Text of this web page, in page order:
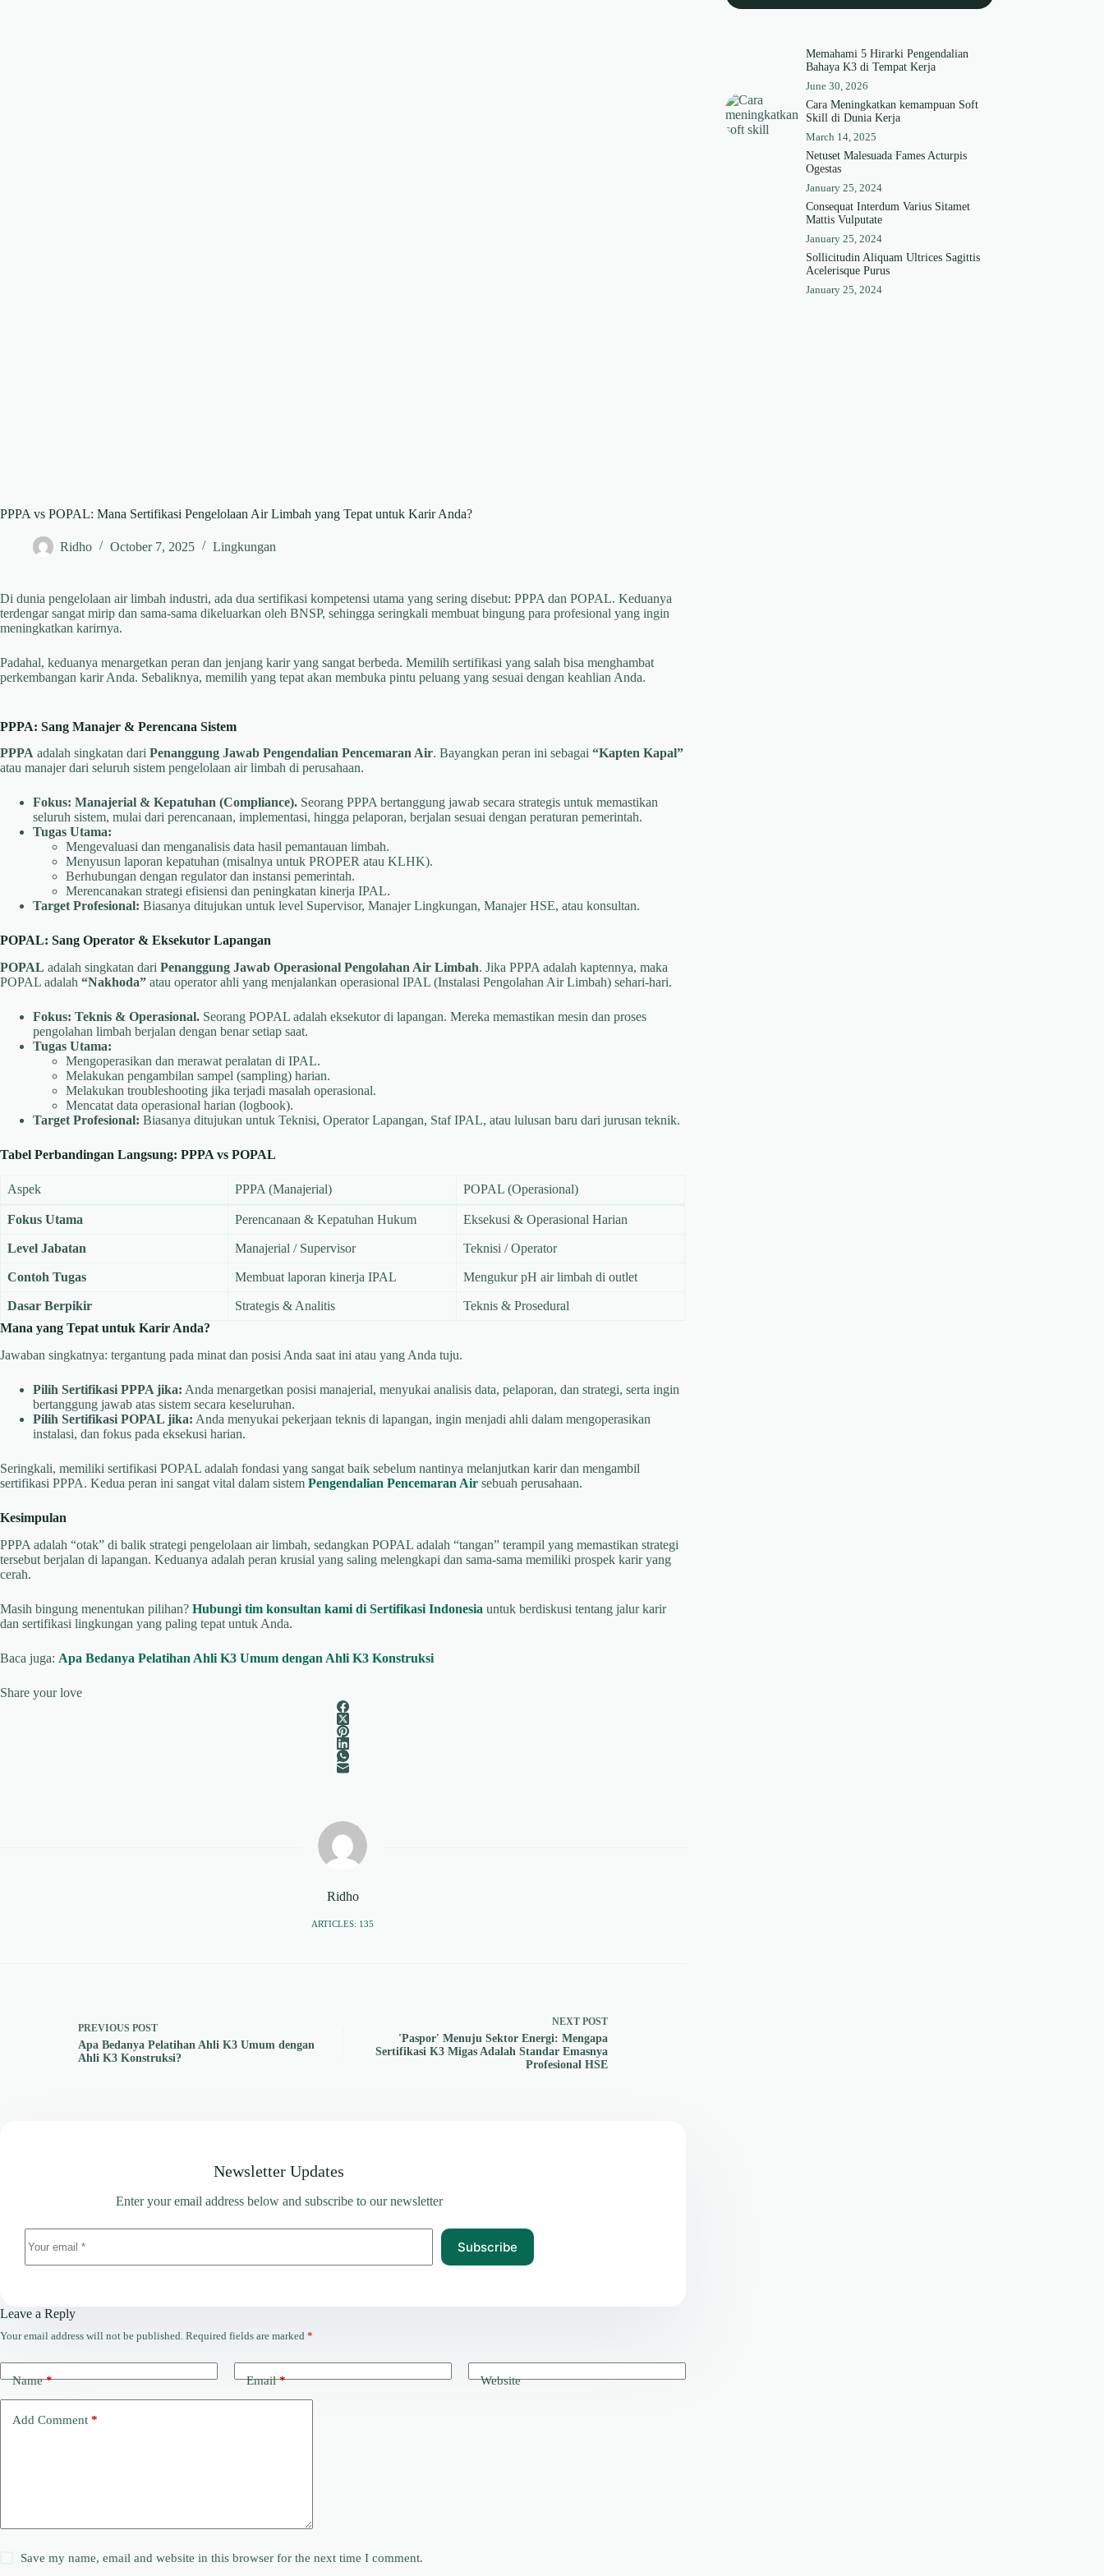
PPPA vs POPAL: Mana Sertifikasi Pengelolaan Air Limbah yang Tepat untuk Karir Anda?
Ridho October 7, 2025 Lingkungan
Di dunia pengelolaan air limbah industri, ada dua sertifikasi kompetensi utama yang sering disebut: PPPA dan POPAL. Keduanya
terdengar sangat mirip dan sama-sama dikeluarkan oleh BNSP, sehingga seringkali membuat bingung para profesional yang ingin
meningkatkan karirnya.
Padahal, keduanya menargetkan peran dan jenjang karir yang sangat berbeda. Memilih sertifikasi yang salah bisa menghambat
perkembangan karir Anda. Sebaliknya, memilih yang tepat akan membuka pintu peluang yang sesuai dengan keahlian Anda.
PPPA: Sang Manajer & Perencana Sistem
PPPA adalah singkatan dari Penanggung Jawab Pengendalian Pencemaran Air. Bayangkan peran ini sebagai “Kapten Kapal”
atau manajer dari seluruh sistem pengelolaan air limbah di perusahaan.
Fokus: Manajerial & Kepatuhan (Compliance). Seorang PPPA bertanggung jawab secara strategis untuk memastikan
seluruh sistem, mulai dari perencanaan, implementasi, hingga pelaporan, berjalan sesuai dengan peraturan pemerintah.
Tugas Utama:
Mengevaluasi dan menganalisis data hasil pemantauan limbah.
Menyusun laporan kepatuhan (misalnya untuk PROPER atau KLHK).
Berhubungan dengan regulator dan instansi pemerintah.
Merencanakan strategi efisiensi dan peningkatan kinerja IPAL.
Target Profesional: Biasanya ditujukan untuk level Supervisor, Manajer Lingkungan, Manajer HSE, atau konsultan.
POPAL: Sang Operator & Eksekutor Lapangan
POPAL adalah singkatan dari Penanggung Jawab Operasional Pengolahan Air Limbah. Jika PPPA adalah kaptennya, maka
POPAL adalah “Nakhoda” atau operator ahli yang menjalankan operasional IPAL (Instalasi Pengolahan Air Limbah) sehari-hari.
Fokus: Teknis & Operasional. Seorang POPAL adalah eksekutor di lapangan. Mereka memastikan mesin dan proses
pengolahan limbah berjalan dengan benar setiap saat.
Tugas Utama:
Mengoperasikan dan merawat peralatan di IPAL.
Melakukan pengambilan sampel (sampling) harian.
Melakukan troubleshooting jika terjadi masalah operasional.
Mencatat data operasional harian (logbook).
Target Profesional: Biasanya ditujukan untuk Teknisi, Operator Lapangan, Staf IPAL, atau lulusan baru dari jurusan teknik.
Tabel Perbandingan Langsung: PPPA vs POPAL
Aspek PPPA (Manajerial) POPAL (Operasional)
Fokus Utama Perencanaan & Kepatuhan Hukum Eksekusi & Operasional Harian
Level Jabatan Manajerial / Supervisor Teknisi / Operator
Contoh Tugas Membuat laporan kinerja IPAL Mengukur pH air limbah di outlet
Dasar Berpikir Strategis & Analitis
Teknis & Prosedural
Mana yang Tepat untuk Karir Anda?
Jawaban singkatnya: tergantung pada minat dan posisi Anda saat ini atau yang Anda tuju.
Pilih Sertifikasi PPPA jika: Anda menargetkan posisi manajerial, menyukai analisis data, pelaporan, dan strategi, serta ingin
bertanggung jawab atas sistem secara keseluruhan.
Pilih Sertifikasi POPAL jika: Anda menyukai pekerjaan teknis di lapangan, ingin menjadi ahli dalam mengoperasikan
instalasi, dan fokus pada eksekusi harian.
Seringkali, memiliki sertifikasi POPAL adalah fondasi yang sangat baik sebelum nantinya melanjutkan karir dan mengambil
sertifikasi PPPA. Kedua peran ini sangat vital dalam sistem Pengendalian Pencemaran Air sebuah perusahaan.
Kesimpulan
PPPA adalah “otak” di balik strategi pengelolaan air limbah, sedangkan POPAL adalah “tangan” terampil yang memastikan strategi
tersebut berjalan di lapangan. Keduanya adalah peran krusial yang saling melengkapi dan sama-sama memiliki prospek karir yang
cerah.
Masih bingung menentukan pilihan? Hubungi tim konsultan kami di Sertifikasi Indonesia untuk berdiskusi tentang jalur karir
dan sertifikasi lingkungan yang paling tepat untuk Anda.
Baca juga: Apa Bedanya Pelatihan Ahli K3 Umum dengan Ahli K3 Konstruksi
Share your love
Ridho
ARTICLES: 135
PREVIOUS POST
Apa Bedanya Pelatihan Ahli K3 Umum dengan
Ahli K3 Konstruksi?
NEXT POST
'Paspor' Menuju Sektor Energi: Mengapa
Sertifikasi K3 Migas Adalah Standar Emasnya
Profesional HSE
Newsletter Updates
Enter your email address below and subscribe to our newsletter
Subscribe
Leave a Reply
Your email address will not be published. Required fields are marked *
Name* Email* Website
Add Comment *
Save my name, email and website in this browser for the next time I comment.
Memahami 5 Hirarki Pengendalian
Bahaya K3 di Tempat Kerja
June 30, 2026
Cara Meningkatkan kemampuan Soft
Skill di Dunia Kerja
March 14, 2025
Netuset Malesuada Fames Acturpis
Ogestas
January 25, 2024
Consequat Interdum Varius Sitamet
Mattis Vulputate
January 25, 2024
Sollicitudin Aliquam Ultrices Sagittis
Acelerisque Purus
January 25, 2024